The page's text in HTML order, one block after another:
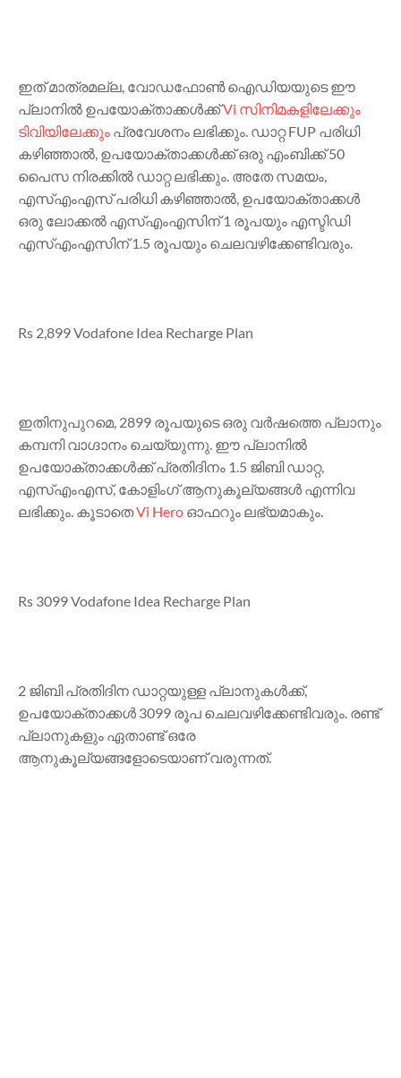
ഇത് മാത്രമല്ല, വോഡഫോൺ ഐഡിയയുടെ ഈ
പ്ലാനിൽ ഉപയോക്താക്കൾക്ക്Vi സിനിമകളിലേക്കും
ടിവിയിലേക്കും പ്രവേശനം ലഭിക്കും. ഡാറ്റ FUP പരിധി
കഴിഞ്ഞാൽ, ഉപയോക്താക്കൾക്ക് ഒരു എംബിക്ക് 50
പൈസ നിരക്കിൽ ഡാറ്റ ലഭിക്കും. അതേ സമയം,
എസ്എംഎസ് പരിധി കഴിഞ്ഞാൽ, ഉപയോക്താക്കൾ
ഒരു ലോക്കൽ എസ്എംഎസിന് 1 രൂപയും എസ്ടിഡി
എസ്എംഎസിന് 1.5 രൂപയും ചെലവഴിക്കേണ്ടിവരും.
Rs 2,899 Vodafone Idea Recharge Plan
ഇതിനുപുറമെ, 2899 രൂപയുടെ ഒരു വർഷത്തെ പ്ലാനും
കമ്പനി വാഗ്ദാനം ചെയ്യുന്നു. ഈ പ്ലാനിൽ
ഉപയോക്താക്കൾക്ക് പ്രതിദിനം 1.5 ജിബി ഡാറ്റ,
എസ്എംഎസ്, കോളിംഗ് ആനുകൂല്യങ്ങൾ എന്നിവ
ലഭിക്കും. കൂടാതെVi Hero ഓഫറും ലഭ്യമാകും.
Rs 3099 Vodafone Idea Recharge Plan
2 ജിബി പ്രതിദിന ഡാറ്റയുള്ള പ്ലാനുകൾക്ക്,
ഉപയോക്താക്കൾ 3099 രൂപ ചെലവഴിക്കേണ്ടിവരും. രണ്ട്
പ്ലാനുകളും ഏതാണ്ട് ഒരേ
ആനുകൂല്യങ്ങളോടെയാണ് വരുന്നത്.